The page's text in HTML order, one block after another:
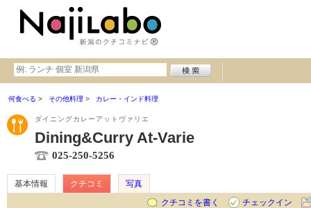
何食べる その他料理 カレー・インド料理
ダイニングカレーアットヴァリエ
Dining&Curry At-Varie
025-250-5256
基本情報 クチコミ
写真
クチコミを書く
チェックイン